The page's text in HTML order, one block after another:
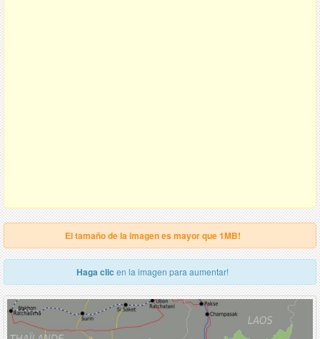
El tamaño de la imagen es mayor que 1MB!
Haga clic en la imagen para aumentar!